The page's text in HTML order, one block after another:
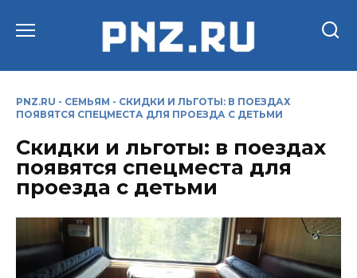
PNZ.RU - СЕМЬЯМ - СКИДКИ И ЛЬГОТЫ: В ПОЕЗДАХ
ПОЯВЯТСЯ СПЕЦМЕСТА ДЛЯ ПРОЕЗДА С ДЕТЬМИ
Скидки и льготы: в поездах
появятся спецместа для
проезда с детьми